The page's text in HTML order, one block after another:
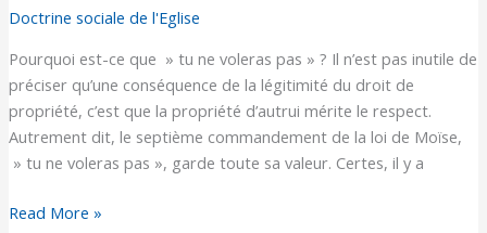
Doctrine sociale de l'Eglise
Pourquoi est-ce que » tu ne voleras pas » ? Il n’est pas inutile de
préciser qu’une conséquence de la légitimité du droit de
propriété, c’est que la propriété d’autrui mérite le respect.
Autrement dit, le septième commandement de la loi de Moïse,
» tu ne voleras pas », garde toute sa valeur. Certes, il y a
hommes
les
choses
(3):
la
propriété
mérite
Read More »